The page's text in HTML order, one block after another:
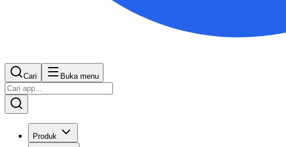
Cari Buka menu
Produk